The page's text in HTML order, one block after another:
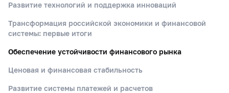
Развитие технологий и поддержка инноваций
Трансформация российской экономики и финансовой
системы: первые итоги
Обеспечение устойчивости финансового рынка
Ценовая и финансовая стабильность
Развитие системы платежей и расчетов